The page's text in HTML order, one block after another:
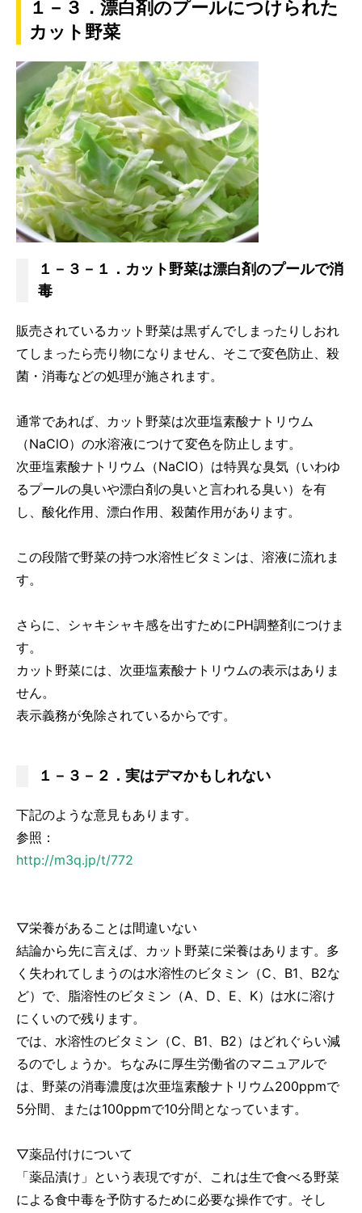
１－３．漂白剤のプールにつけられた
カット野菜
１－３－１．カット野菜は漂白剤のプールで消
毒
販売されているカット野菜は黒ずんでしまったりしおれ
てしまったら売り物になりません、そこで変色防止、殺
菌・消毒などの処理が施されます。
通常であれば、カット野菜は次亜塩素酸ナトリウム
（NaClO）の水溶液につけて変色を防止します。
次亜塩素酸ナトリウム（NaClO）は特異な臭気（いわゆ
るプールの臭いや漂白剤の臭いと言われる臭い）を有
し、 酸化作用、漂白作用、殺菌作用があります。
この段階で野菜の持つ水溶性ビタミンは、溶液に流れま
す。
さらに、シャキシャキ感を出すためにPH調整剤につけま
す。
カット野菜には、次亜塩素酸ナトリウムの表示はありま
せん。
表示義務が免除されているからです。
１－３－２．実はデマかもしれない
下記のような意見もあります。
参照：
http://m3q.jp/t/772
▽栄養があることは間違いない
結論から先に言えば、カット野菜に栄養はあります。多
く失われてしまうのは水溶性のビタミン（C、B1、B2な
ど）で、脂溶性のビタミン（A、D、E、K）は水に溶け
にくいので残ります。
では、水溶性のビタミン（C、B1、B2）はどれぐらい減
るのでしょうか。ちなみに厚生労働省のマニュアルで
は、野菜の消毒濃度は次亜塩素酸ナトリウム200ppmで
5分間、または100ppmで10分間となっています。
▽薬品付けについて
「薬品漬け」という表現ですが、これは生で食べる野菜
による食中毒を予防するために必要な操作です。そし